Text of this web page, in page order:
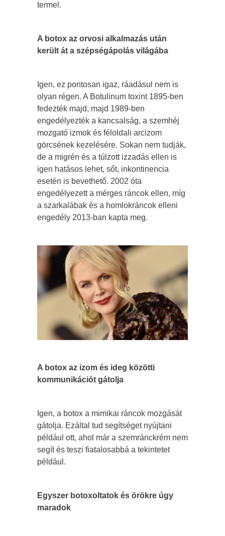
termel.
A botox az orvosi alkalmazás után
került át a szépségápolás világába
Igen, ez pontosan igaz, ráadásul nem is
olyan régen. A Botulinum toxint 1895-ben
fedezték majd, majd 1989-ben
engedélyezték a kancsalság, a szemhéj
mozgató izmok és féloldali arcizom
görcsének kezelésére. Sokan nem tudják,
de a migrén és a túlzott izzadás ellen is
igen hatásos lehet, sőt, inkontinencia
esetén is bevethető. 2002 óta
engedélyezett a mérges ráncok ellen, míg
a szarkalábak és a homlokráncok elleni
engedély 2013-ban kapta meg.
A botox az izom és ideg közötti
kommunikációt gátolja
Igen, a botox a mimikai ráncok mozgását
gátolja. Ezáltal tud segítséget nyújtani
például ott, ahol már a szemránckrém nem
segít és teszi fiatalosabbá a tekintetet
például.
Egyszer botoxoltatok és örökre úgy
maradok